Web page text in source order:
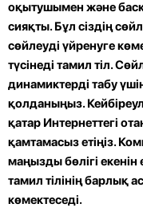
оқытушымен және
сияқты. Бұл сіздің
сөйлеуді үйренуге
түсінеді тамил тіл.
динамиктерді табу
қолданыңыз.
қатар Интернеттегі
қамтамасыз етіңіз.
маңызды бөлігі екенін
тамил тілінің барлық
көмектеседі.